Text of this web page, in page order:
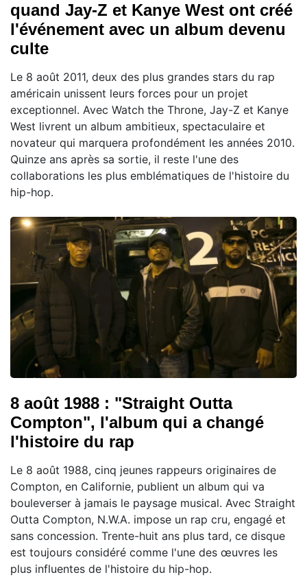
quand Jay-Z et Kanye West ont créé
l'événement avec un album devenu
culte
Le 8 août 2011, deux des plus grandes stars du rap
américain unissent leurs forces pour un projet
exceptionnel. Avec Watch the Throne, Jay-Z et Kanye
West livrent un album ambitieux, spectaculaire et
novateur qui marquera profondément les années 2010.
Quinze ans après sa sortie, il reste l'une des
collaborations les plus emblématiques de l'histoire du
hip-hop.
8 août 1988 : "Straight Outta
Compton", l'album qui a changé
l'histoire du rap
Le 8 août 1988, cinq jeunes rappeurs originaires de
Compton, en Californie, publient un album qui va
bouleverser à jamais le paysage musical. Avec Straight
Outta Compton, N.W.A. impose un rap cru, engagé et
sans concession. Trente-huit ans plus tard, ce disque
est toujours considéré comme l'une des œuvres les
plus influentes de l'histoire du hip-hop.